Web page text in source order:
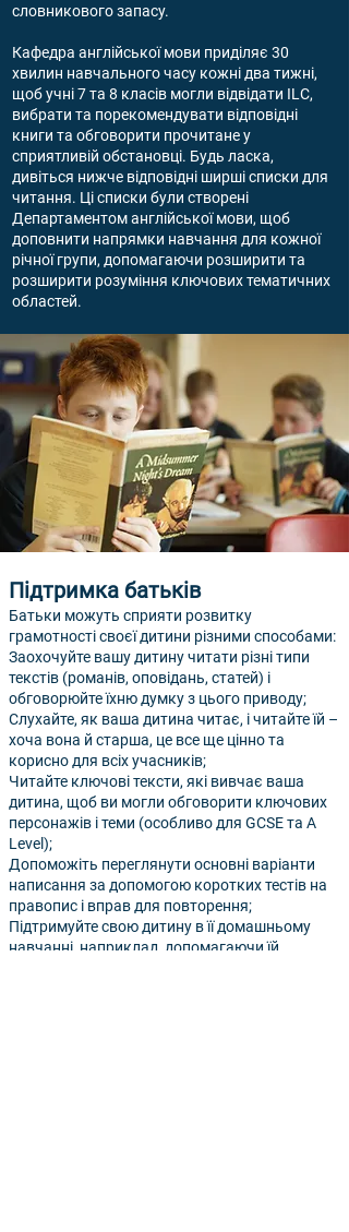
словникового запасу.
Кафедра англійської мови приділяє 30
хвилин навчального часу кожні два тижні,
щоб учні 7 та 8 класів могли відвідати ILC,
вибрати та порекомендувати відповідні
книги та обговорити прочитане у
сприятливій обстановці. Будь ласка,
дивіться нижче відповідні ширші списки для
читання. Ці списки були створені
Департаментом англійської мови, щоб
доповнити напрямки навчання для кожної
річної групи, допомагаючи розширити та
розширити розуміння ключових тематичних
областей.
Підтримка батьків
Батьки можуть сприяти розвитку
грамотності своєї дитини різними способами:
Заохочуйте вашу дитину читати різні типи
текстів (романів, оповідань, статей) і
обговорюйте їхню думку з цього приводу;
Слухайте, як ваша дитина читає, і читайте їй –
хоча вона й старша, це все ще цінно та
корисно для всіх учасників;
Читайте ключові тексти, які вивчає ваша
дитина, щоб ви могли обговорити ключових
персонажів і теми (особливо для GCSE та A
Level);
Допоможіть переглянути основні варіанти
написання за допомогою коротких тестів на
правопис і вправ для повторення;
Підтримуйте свою дитину в її домашньому
навчанні, наприклад, допомагаючи їй